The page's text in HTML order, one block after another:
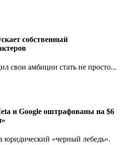
собственный
свои амбиции стать не просто...
и Google оштрафованы на $6
юридический «черный лебедь».